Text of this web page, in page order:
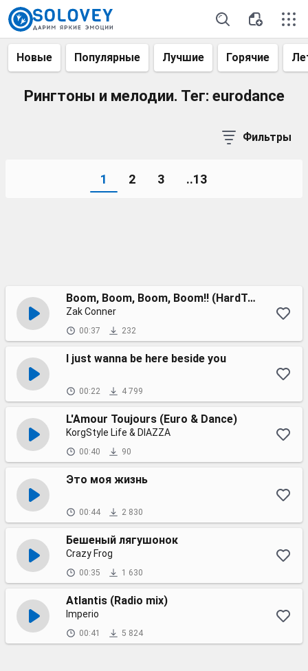
Новые Популярные Лучшие Горячие
Рингтоны и мелодии. Тег: eurodance
Фильтры
1 2 3 ..13
Boom, Boom, Boom, Boom!! (HardTekk The Dark Triad slowed)
Zak Conner
00:37 232
I just wanna be here beside you
00:22 4 799
L'Amour Toujours (Euro & Dance)
KorgStyle Life & DIAZZA
00:40 90
Это моя жизнь
00:44 2 830
Бешеный лягушонок
Crazy Frog
00:35 1 630
Atlantis (Radio mix)
Imperio
00:41 5 824